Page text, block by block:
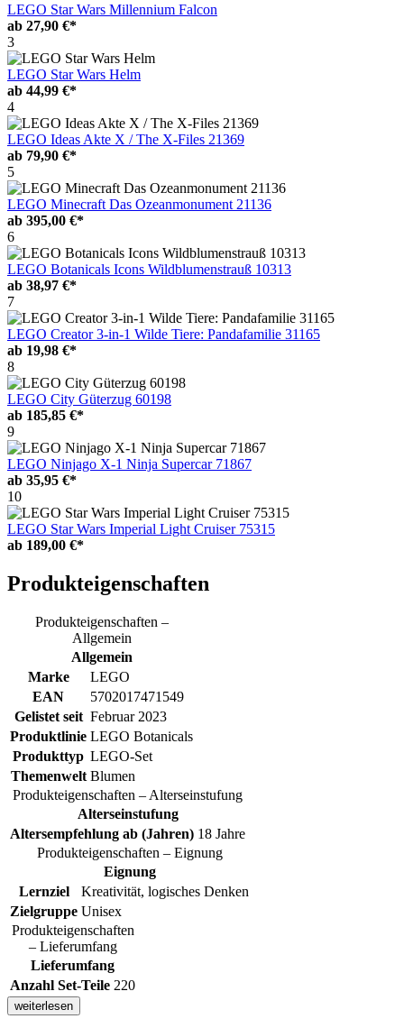
LEGO Star Wars Millennium Falcon
ab 27,90 €*
3
LEGO Star Wars Helm
ab 44,99 €*
4
LEGO Ideas Akte X / The X-Files 21369
ab 79,90 €*
5
LEGO Minecraft Das Ozeanmonument 21136
ab 395,00 €*
6
LEGO Botanicals Icons Wildblumenstrauß 10313
ab 38,97 €*
7
LEGO Creator 3-in-1 Wilde Tiere: Pandafamilie 31165
ab 19,98 €*
8
LEGO City Güterzug 60198
ab 185,85 €*
9
LEGO Ninjago X-1 Ninja Supercar 71867
ab 35,95 €*
10
LEGO Star Wars Imperial Light Cruiser 75315
ab 189,00 €*
Produkteigenschaften
Produkteigenschaften –
Allgemein
Allgemein
Marke
LEGO
EAN
5702017471549
Gelistet seit Februar 2023
Produktlinie LEGO Botanicals
Produkttyp LEGO-Set
Themenwelt Blumen
Produkteigenschaften – Alterseinstufung
Alterseinstufung
Altersempfehlung ab (Jahren) 18 Jahre
Produkteigenschaften – Eignung
Eignung
Lernziel
Kreativität, logisches Denken
Zielgruppe Unisex
Produkteigenschaften
– Lieferumfang
Lieferumfang
Anzahl Set-Teile 220
weiterlesen